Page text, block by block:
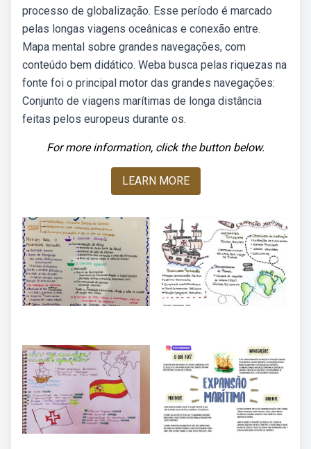
processo de globalização. Esse período é marcado
pelas longas viagens oceânicas e conexão entre.
Mapa mental sobre grandes navegações, com
conteúdo bem didático. Weba busca pelas riquezas na
fonte foi o principal motor das grandes navegações:
Conjunto de viagens marítimas de longa distância
feitas pelos europeus durante os.
For more information, click the button below.
LEARN MORE